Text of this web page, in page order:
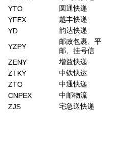
YTO
圆通快递
YFEX
越丰快递
YD
韵达快递
YZPY
邮政包裹、平
邮、挂号信
ZENY
增益快递
ZTKY
中铁快运
ZTO
中通快递
CNPEX
中邮物流
ZJS 宅急送快递